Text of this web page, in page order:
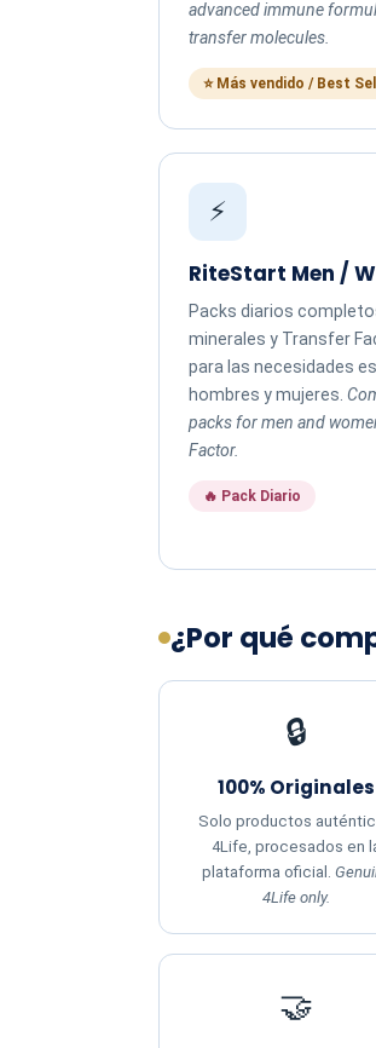
advanced immune
transfer molecules.
⭐ Más vendido / Best
⚡
RiteStart Men /
Packs diarios
minerales y Transfer
para las necesidades
hombres y mujeres.
packs for men and
Factor.
🔥 Pack Diario
¿Por qué
🔒
100% Originales
Solo productos
4Life, procesados en
plataforma oficial.
4Life only.
🤝